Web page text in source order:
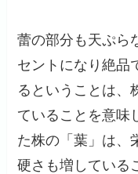
蕾の部分も天ぷら
セントになり絶品
るということは、
ていることを意味
た株の「葉」は、
硬さも増している